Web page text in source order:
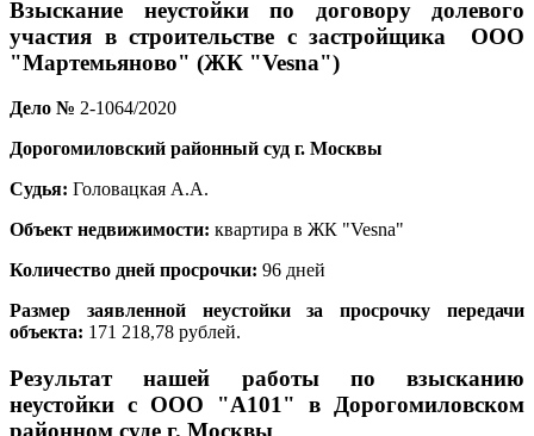
Взыскание неустойки по договору долевого
участия в строительстве с застройщика
ООО
"Мартемьяново" (ЖК "Vesna")
Дело № 2-1064/2020
Дорогомиловский районный суд г. Москвы
Судья: Головацкая А.А.
Объект недвижимости: квартира в ЖК "Vesna"
Количество дней просрочки: 96 дней
Размер заявленной неустойки за просрочку передачи
объекта: 171 218,78 рублей.
Результат нашей работы по взысканию
неустойки с ООО "А101" в Дорогомиловском
районном суде г. Москвы